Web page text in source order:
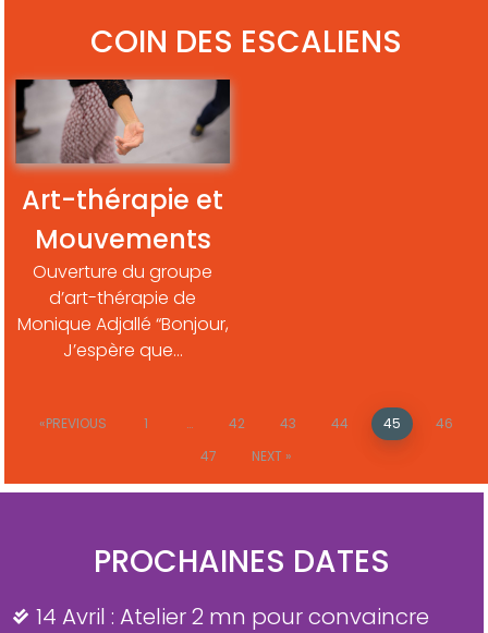
COIN DES ESCALIENS
Art-thérapie et
Mouvements
Ouverture du groupe
d’art-thérapie de
Monique Adjallé “Bonjour,
J’espère que…
PREVIOUS 1 … 42 43 44 45
46
47
NEXT
PROCHAINES DATES
14 Avril : Atelier 2 mn pour convaincre